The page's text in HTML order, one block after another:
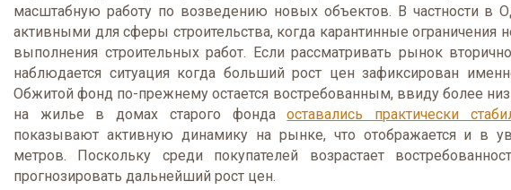
масштабную работу по возведению новых объектов. В частности в
активными для сферы строительства, когда карантинные ограничения
выполнения строительных работ. Если рассматривать рынок
наблюдается ситуация когда больший рост цен зафиксирован
Обжитой фонд по-прежнему остается востребованным, ввиду более
на жилье в домах старого фондаоставались практически
показывают активную динамику на рынке, что отображается и в
метров. Поскольку среди покупателей возрастает
прогнозировать дальнейший рост цен.